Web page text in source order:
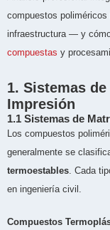
compuestos
infraestructura — y
compuestas y
1. Sistemas
Impresión
1.1 Sistemas de
Los compuestos
generalmente se
termoestables. Cada
en ingeniería civil.
Compuestos